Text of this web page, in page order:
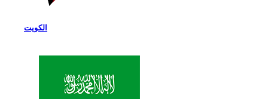
الكويت